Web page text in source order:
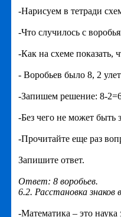
-Нарисуем в тетради
-Что случилось с
-Как на схеме показать,
- Воробьев было 8, 2
-Запишем решение: 8-2=6
-Без чего не может быть
-Прочитайте еще раз
Запишите ответ.
Ответ: 8 воробьев.
6.2. Расстановка знаков
-Математика – это